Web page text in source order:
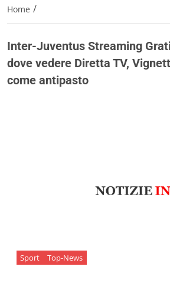
Home /
Inter-Juventus Streaming
dove vedere Diretta TV,
come antipasto
Sport Top-News